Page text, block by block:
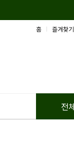
홈 즐겨찾기
전